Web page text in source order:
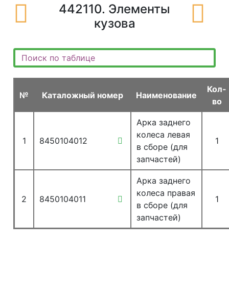
442110. Элементы
кузова
№ Каталожный номер Наименование
Кол-
во
1 8450104012
Арка заднего
колеса левая
в сборе (для
запчастей)
1
2 8450104011
Арка заднего
колеса правая
в сборе (для
запчастей)
1